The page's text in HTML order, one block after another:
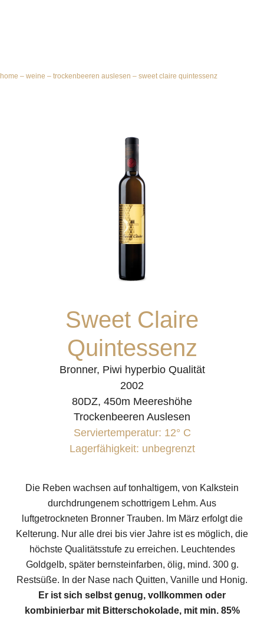
home – weine – trockenbeeren auslesen – sweet claire quintessenz
Sweet Claire
Quintessenz
Bronner, Piwi hyperbio Qualität
2002
80DZ, 450m Meereshöhe
Trockenbeeren Auslesen
Serviertemperatur: 12° C
Lagerfähigkeit: unbegrenzt
Die Reben wachsen auf tonhaltigem, von Kalkstein
durchdrungenem schottrigem Lehm. Aus
luftgetrockneten Bronner Trauben. Im März erfolgt die
Kelterung. Nur alle drei bis vier Jahre ist es möglich, die
höchste Qualitätsstufe zu erreichen. Leuchtendes
Goldgelb, später bernsteinfarben, ölig, mind. 300 g.
Restsüße. In der Nase nach Quitten, Vanille und Honig.
Er ist sich selbst genug, vollkommen oder
kombinierbar mit Bitterschokolade, mit min. 85%